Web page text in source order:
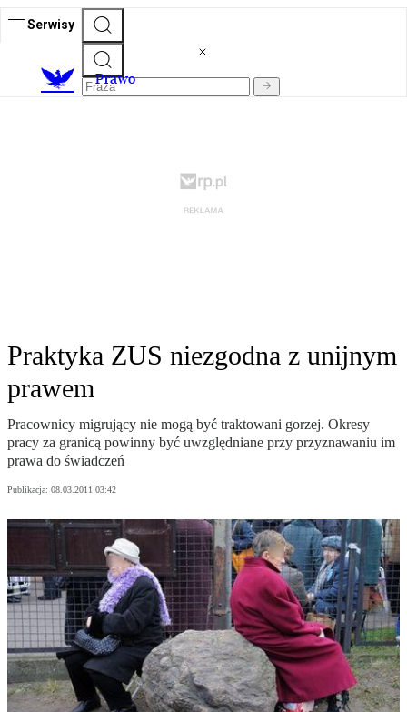
Serwisy
Prawo
Praktyka ZUS niezgodna z unijnym
prawem
Pracownicy migrujący nie mogą być traktowani gorzej. Okresy
pracy za granicą powinny być uwzględniane przy przyznawaniu im
prawa do świadczeń
Publikacja: 08.03.2011 03:42